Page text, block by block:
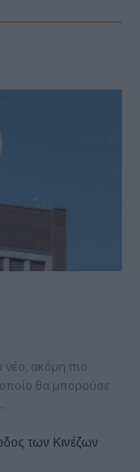
νέο, ακόμη πιο
θα μπορούσε
των Κινέζων